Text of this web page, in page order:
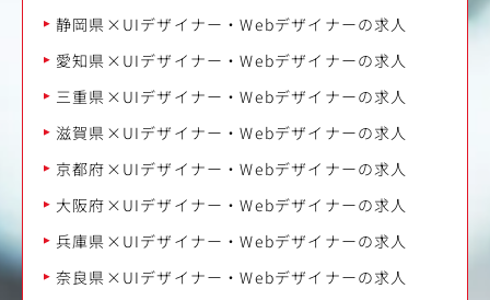
静岡県×UIデザイナー・Webデザイナーの求人
愛知県×UIデザイナー・Webデザイナーの求人
三重県×UIデザイナー・Webデザイナーの求人
滋賀県×UIデザイナー・Webデザイナーの求人
京都府×UIデザイナー・Webデザイナーの求人
大阪府×UIデザイナー・Webデザイナーの求人
兵庫県×UIデザイナー・Webデザイナーの求人
奈良県×UIデザイナー・Webデザイナーの求人